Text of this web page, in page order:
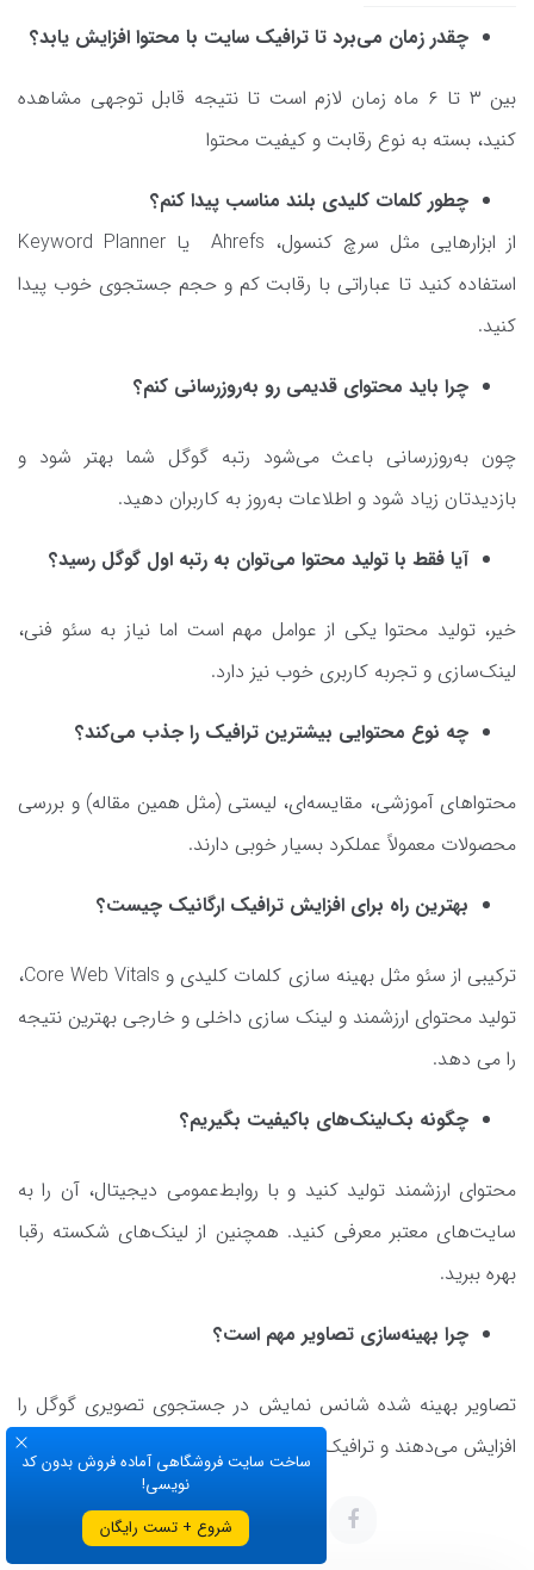
چقدر زمان می‌برد تا ترافیک سایت با محتوا افزایش یابد؟
بین ۳ تا ۶ ماه زمان لازم است تا نتیجه قابل توجهی مشاهده
کنید، بسته به نوع رقابت و کیفیت محتوا
چطور کلمات کلیدی بلند مناسب پیدا کنم؟
از ابزارهایی مثل سرچ کنسول، Ahrefs یا Keyword Planner
استفاده کنید تا عباراتی با رقابت کم و حجم جستجوی خوب پیدا
کنید.
چرا باید محتوای قدیمی رو به‌روزرسانی کنم؟
چون به‌روزرسانی باعث می‌شود رتبه گوگل شما بهتر شود و
بازدیدتان زیاد شود و اطلاعات به‌روز به کاربران دهید.
آیا فقط با تولید محتوا می‌توان به رتبه اول گوگل رسید؟
خیر، تولید محتوا یکی از عوامل مهم است اما نیاز به سئو فنی،
لینک‌سازی و تجربه کاربری خوب نیز دارد.
چه نوع محتوایی بیشترین ترافیک را جذب می‌کند؟
محتواهای آموزشی، مقایسه‌ای، لیستی (مثل همین مقاله) و بررسی
محصولات معمولاً عملکرد بسیار خوبی دارند.
بهترین راه برای افزایش ترافیک ارگانیک چیست؟
ترکیبی از سئو مثل بهینه‌ سازی کلمات کلیدی و Core Web Vitals،
تولید محتوای ارزشمند و لینک ‌سازی داخلی و خارجی بهترین نتیجه
را می ‌دهد.
چگونه بک‌لینک‌های باکیفیت بگیریم؟
محتوای ارزشمند تولید کنید و با روابط‌عمومی دیجیتال، آن را به
سایت‌های معتبر معرفی کنید. همچنین از لینک‌های شکسته رقبا
بهره ببرید.
چرا بهینه‌سازی تصاویر مهم است؟
تصاویر بهینه‌ شده شانس نمایش در جستجوی تصویری گوگل را
افزایش می‌دهند و ترافیک ارگانیک بیشتری به سایت می‌آورند.
ساخت سایت فروشگاهی آماده فروش بدون کد
نویسی!
شروع + تست رایگان